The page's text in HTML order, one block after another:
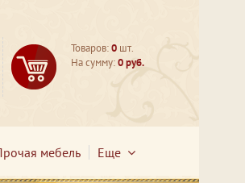
Товаров:0 шт.
На сумму:0 руб.
мебель Еще